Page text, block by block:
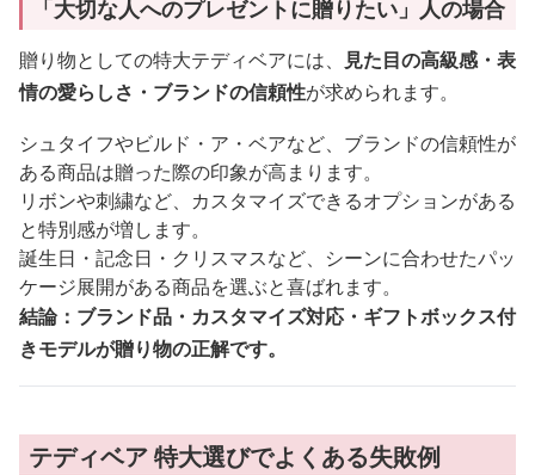
「大切な人へのプレゼントに贈りたい」人の場合
贈り物としての特大テディベアには、
見た目の高級感・表
情の愛らしさ・ブランドの信頼性が求められます。
シュタイフやビルド・ア・ベアなど、ブランドの信頼性が
ある商品は贈った際の印象が高まります。
リボンや刺繍など、カスタマイズできるオプションがある
と特別感が増します。
誕生日・記念日・クリスマスなど、シーンに合わせたパッ
ケージ展開がある商品を選ぶと喜ばれます。
結論：ブランド品・カスタマイズ対応・ギフトボックス付
きモデルが贈り物の正解です。
テディベア 特大選びでよくある失敗例